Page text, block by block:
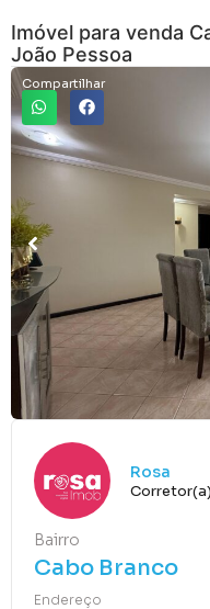
Imóvel para venda
João Pessoa
Compartilhar
Rosa
Corretor(a)
Bairro
Cabo Branco
Endereço